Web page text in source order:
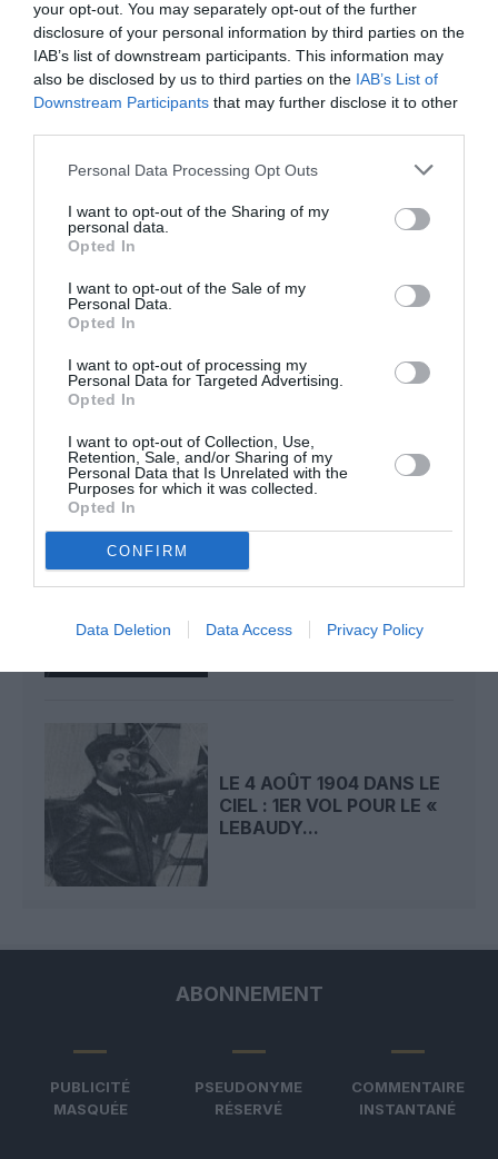
your opt-out. You may separately opt-out of the further
disclosure of your personal information by third parties on the
IAB’s list of downstream participants. This information may
also be disclosed by us to third parties on the IAB’s List of
Downstream Participants that may further disclose it to other
Personal Data Processing Opt Outs
I want to opt-out of the Sharing of my
personal data.
Opted In
I want to opt-out of the Sale of my
Personal Data.
Opted In
I want to opt-out of processing my
Personal Data for Targeted Advertising.
Opted In
I want to opt-out of Collection, Use,
Retention, Sale, and/or Sharing of my
Personal Data that Is Unrelated with the
Purposes for which it was collected.
Opted In
CONFIRM
Data Deletion Data Access Privacy Policy
Pas si Coola commenté l'article :
19 h 23 sans escale : le Boeing 777F de National
Airlines relie l’Écosse à l’Australie
histoire de l'aviation
LE 6 AOÛT 1909 DANS LE
CIEL : ROGER SOMMER
LE 5 AOÛT 1908 DANS LE
DÉTRUIT PAR...
LE 4 AOÛT 1904 DANS LE
CIEL : 1ER VOL POUR LE «
LEBAUDY...
ABONNEMENT
PUBLICITÉ
MASQUÉE
PSEUDONYME
RÉSERVÉ
COMMENTAIRE
INSTANTANÉ